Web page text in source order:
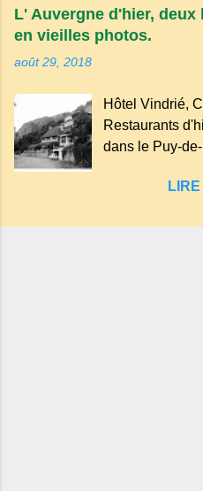
plus au nord
compte près
"sans fond" et
entraînant vers
malheureux
L' Auvergne d'hier,
en vieilles photos.
août 29, 2018
Hôtel Vindrié,
Restaurants
dans le Puy-
Servant .
son jambon de